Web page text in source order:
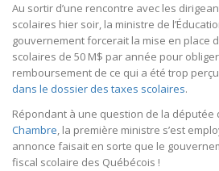
Au sortir d’une rencontre avec les
scolaires hier soir, la ministre de
gouvernement forcerait la mise en place
scolaires de 50 M$ par année pour
remboursement de ce qui a été trop
dans le dossier des taxes scolaires.
Répondant à une question de la députée
Chambre, la première ministre s’est
annonce faisait en sorte que le
fiscal scolaire des Québécois !